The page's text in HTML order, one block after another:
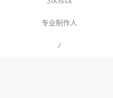
专业制作人
/